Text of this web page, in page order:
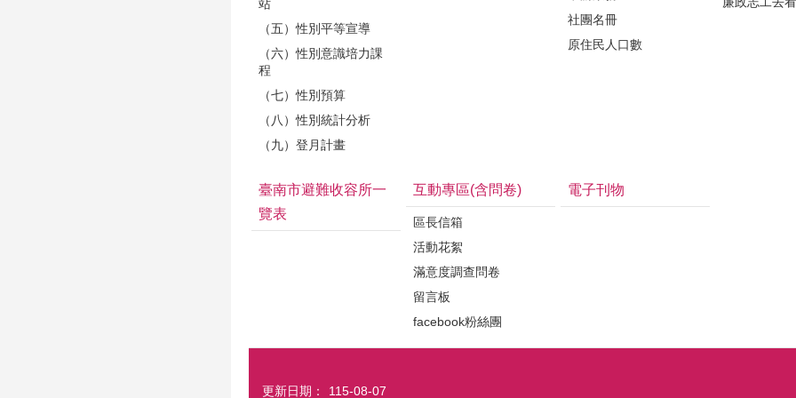
站
（五）性別平等宣導
（六）性別意識培力課
程
（七）性別預算
（八）性別統計分析
（九）登月計畫
社團名冊
原住民人口數
臺南市避難收容所一
覽表
互動專區(含問卷)
區長信箱
活動花絮
滿意度調查問卷
留言板
facebook粉絲團
電子刊物
更新日期： 115-08-07